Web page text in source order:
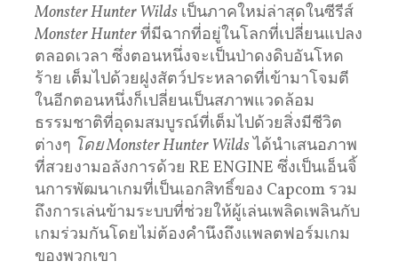
Monster Hunter Wilds เป็นภาคใหม่ล่าสุดในซีรีส์
Monster Hunterที่มีฉากที่อยู่ในโลกที่เปลี่ยนแปลง
ตลอดเวลา ซึ่งตอนหนึ่งจะเป็นป่าดงดิบอันโหด
ร้าย เต็มไปด้วยฝูงสัตว์ประหลาดที่เข้ามาโจมตี
ในอีกตอนหนึ่งก็เปลี่ยนเป็นสภาพแวดล้อม
ธรรมชาติที่อุดมสมบูรณ์ที่เต็มไปด้วยสิ่งมีชีวิต
ต่างๆ โดยMonster Hunter Wildsได้นำเสนอภาพ
ที่สวยงามอลังการด้วย RE ENGINE ซึ่งเป็นเอ็นจิ้
นการพัฒนาเกมที่เป็นเอกสิทธิ์ของ Capcom รวม
ถึงการเล่นข้ามระบบที่ช่วยให้ผู้เล่นเพลิดเพลินกับ
เกมร่วมกันโดยไม่ต้องคำนึงถึงแพลตฟอร์มเกม
ของพวกเขา